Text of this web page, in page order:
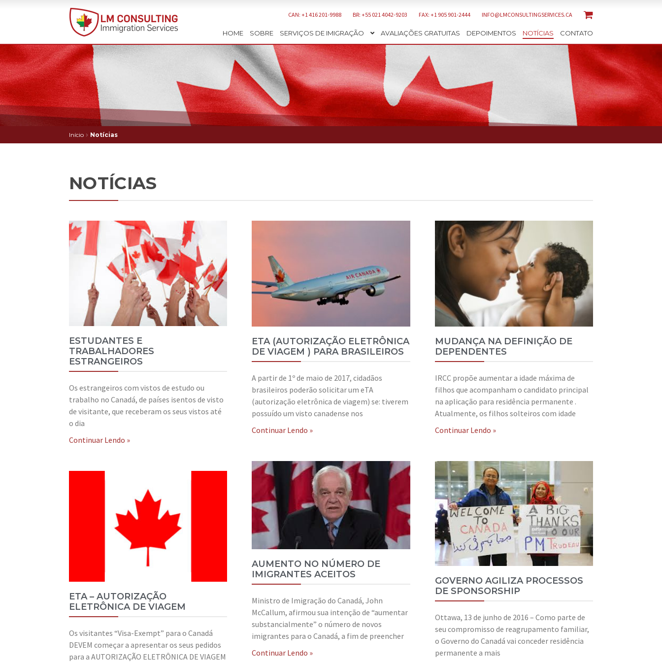
CAN: +1 416 201-9988 BR: +55 021 4042-9203 FAX: +1 905 901-2444 INFO@LMCONSULTINGSERVICES.CA
HOME SOBRE SERVIÇOS DE IMIGRAÇÃO AVALIAÇÕES GRATUITAS DEPOIMENTOS NOTÍCIAS CONTATO
Início Notícias
NOTÍCIAS
ESTUDANTES E
TRABALHADORES
ESTRANGEIROS
Os estrangeiros com vistos de estudo ou
trabalho no Canadá, de países isentos de visto
de visitante, que receberam os seus vistos até
o dia
Continuar Lendo »
ETA (AUTORIZAÇÃO ELETRÔNICA
DE VIAGEM ) PARA BRASILEIROS
A partir de 1º de maio de 2017, cidadãos
brasileiros poderão solicitar um eTA
(autorização eletrônica de viagem) se: tiverem
possuído um visto canadense nos
Continuar Lendo »
MUDANÇA NA DEFINIÇÃO DE
DEPENDENTES
IRCC propõe aumentar a idade máxima de
filhos que acompanham o candidato principal
na aplicação para residência permanente .
Atualmente, os filhos solteiros com idade
Continuar Lendo »
ETA – AUTORIZAÇÃO
ELETRÔNICA DE VIAGEM
Os visitantes “Visa-Exempt” para o Canadá
DEVEM começar a apresentar os seus pedidos
para a AUTORIZAÇÃO ELETRÔNICA DE VIAGEM
AUMENTO NO NÚMERO DE
IMIGRANTES ACEITOS
Ministro de Imigração do Canadá, John
McCallum, afirmou sua intenção de “aumentar
substancialmente” o número de novos
imigrantes para o Canadá, a fim de preencher
Continuar Lendo »
GOVERNO AGILIZA PROCESSOS
DE SPONSORSHIP
Ottawa, 13 de junho de 2016 – Como parte de
seu compromisso de reagrupamento familiar,
o Governo do Canadá vai conceder residência
permanente a mais